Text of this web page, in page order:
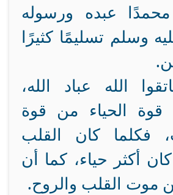
عبده ورسوله
وسلم تسليمًا كثيرًا
الله عباد الله،
قوة الحياء من قوة
فكلما كان القلب
أكثر حياء، كما أن
موت القلب والروح.